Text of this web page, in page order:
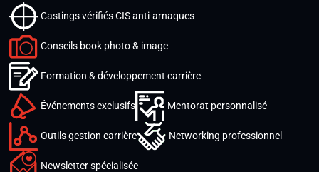
Castings vérifiés CIS anti-arnaques
Conseils book photo & image
Formation & développement carrière
Événements exclusifs Mentorat personnalisé
Outils gestion carrière Networking professionnel
Newsletter spécialisée